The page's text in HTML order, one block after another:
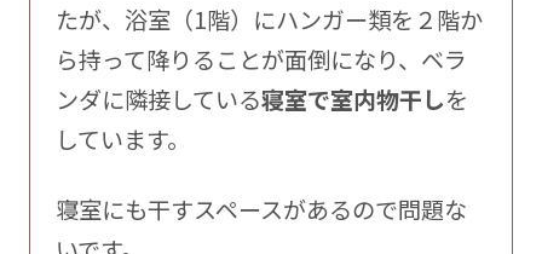
たが、浴室（1階）にハンガー類を２階か
ら持って降りることが面倒になり、ベラ
ンダに隣接している寝室で室内物干しを
しています。
寝室にも干すスペースがあるので問題な